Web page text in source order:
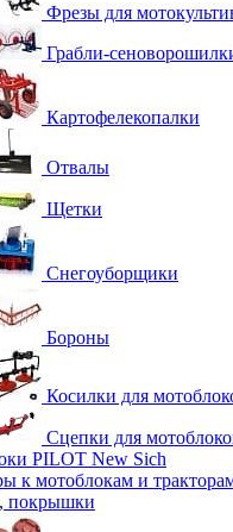
Фрезы для
Грабли-
Картофелекопалки
Отвалы
Щетки
Снегоуборщики
Бороны
Косилки для
Сцепки для
PILOT New Sich
к мотоблокам и
покрышки